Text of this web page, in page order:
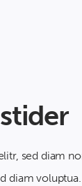
sed diam
diam